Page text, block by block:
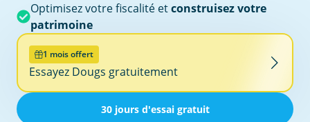
Optimisez votre fiscalité etconstruisez votre
patrimoine
1 mois offert
Essayez Dougs gratuitement
30 jours d'essai gratuit